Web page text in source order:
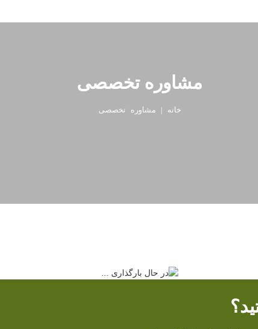
مشاوره تخصصی
خانه | مشاوره تخصصی